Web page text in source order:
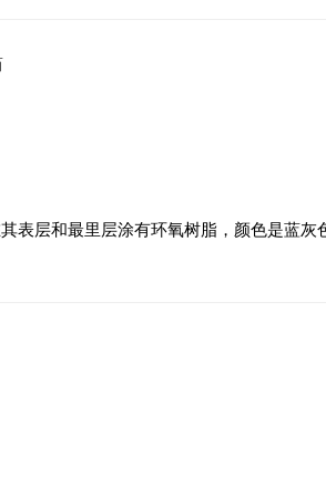
表层和最里层涂有环氧树脂，颜色是蓝灰